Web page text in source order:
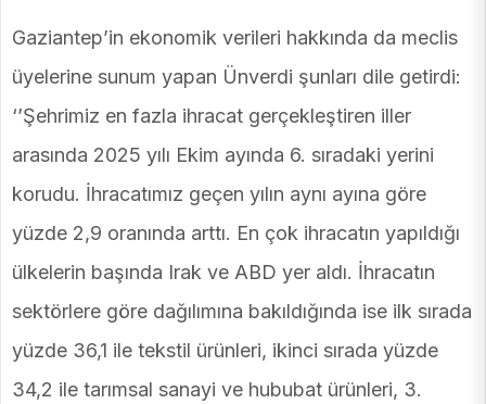
Gaziantep’in ekonomik verileri hakkında da meclis
üyelerine sunum yapan Ünverdi şunları dile getirdi:
‘’Şehrimiz en fazla ihracat gerçekleştiren iller
arasında 2025 yılı Ekim ayında 6. sıradaki yerini
korudu. İhracatımız geçen yılın aynı ayına göre
yüzde 2,9 oranında arttı. En çok ihracatın yapıldığı
ülkelerin başında Irak ve ABD yer aldı. İhracatın
sektörlere göre dağılımına bakıldığında ise ilk sırada
yüzde 36,1 ile tekstil ürünleri, ikinci sırada yüzde
34,2 ile tarımsal sanayi ve hububat ürünleri, 3.